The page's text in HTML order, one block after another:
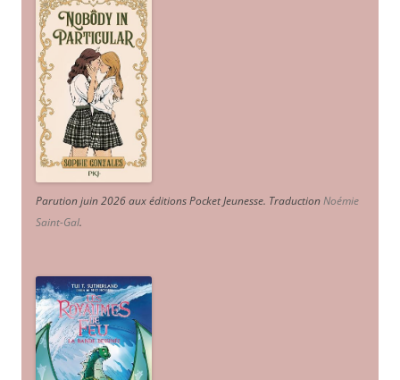
Parution juin 2026 aux éditions Pocket Jeunesse. TraductionNoémie
Saint-Gal.